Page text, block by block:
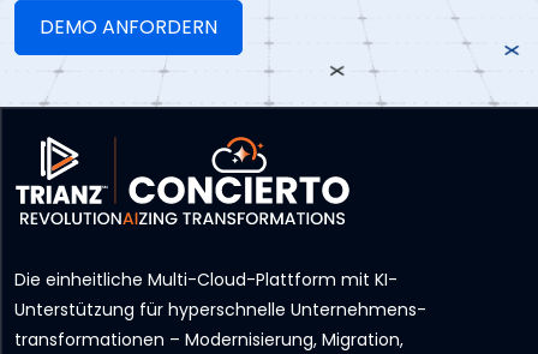
Die einheitliche Multi-Cloud-Plattform mit KI-
Unterstützung für hyperschnelle Unternehmens­
transformationen – Modernisierung, Migration,